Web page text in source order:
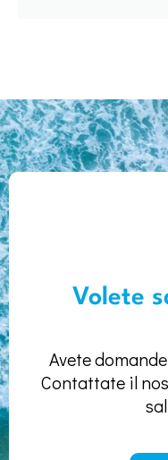
Volete
Avete
Contattate il